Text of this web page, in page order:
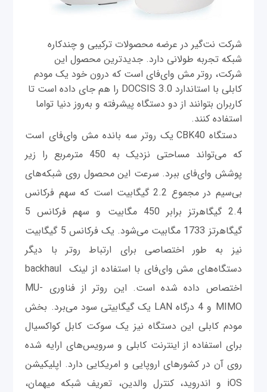
شرکت نت‌گیر در عرضه محصولات ترکیبی و چندکاره
شبکه تجربه طولانی دارد. جدیدترین محصول این
شرکت، روتر مش وای‌فای است که درون خود یک مودم
کابلی با استاندارد DOCSIS 3.0 را هم جای داده است تا
کاربران بتوانند از دو دستگاه پیشرفته و به‌روز دنیا تواما
استفاده کنند.
دستگاه CBK40 یک روتر سه بانده مش وای‌فای است
که می‌تواند مساحتی نزدیک به 450 مترمربع را زیر
پوشش وای‌فای ببرد. سرعت این محصول روی شبکه‌های
بی‌سیم در مجموع 2.2 گیگابیت است که سهم فرکانس
2.4 گیگاهرتز برابر 450 مگابیت و سهم فرکانس 5
گیگاهرتز 1733 مگابیت می‌شود. یک فرکانس 5 گیگابیت
نیز به طور اختصاصی برای ارتباط روتر با دیگر
دستگاه‌های مش وای‌فای با استفاده از لینک backhaul
اختصاص داده شده است. این روتر از فناوری MU-
MIMO و 4 درگاه LAN یک گیگابیتی سود می‌برد. بخش
مودم کابلی این دستگاه نیز یک سوکت کابل کواکسیال
برای استفاده از اینترنت کابلی و سرویس‌های ارایه شده
روی آن در کشورهای اروپایی و امریکایی دارد. اپلیکیشن
iOS و اندروید، کنترل والدین، تعریف شبکه میهمان،